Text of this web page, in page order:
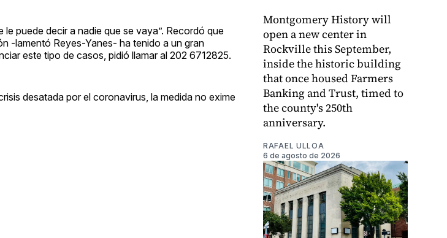
puede decir a nadie que se vaya”. Recordó que
-lamentó Reyes-Yanes- ha tenido a un gran
este tipo de casos, pidió llamar al 202 6712825.
desatada por el coronavirus, la medida no exime
Montgomery History will
open a new center in
Rockville this September,
inside the historic building
that once housed Farmers
Banking and Trust, timed to
the county's 250th
anniversary.
RAFAEL ULLOA
6 de agosto de 2026